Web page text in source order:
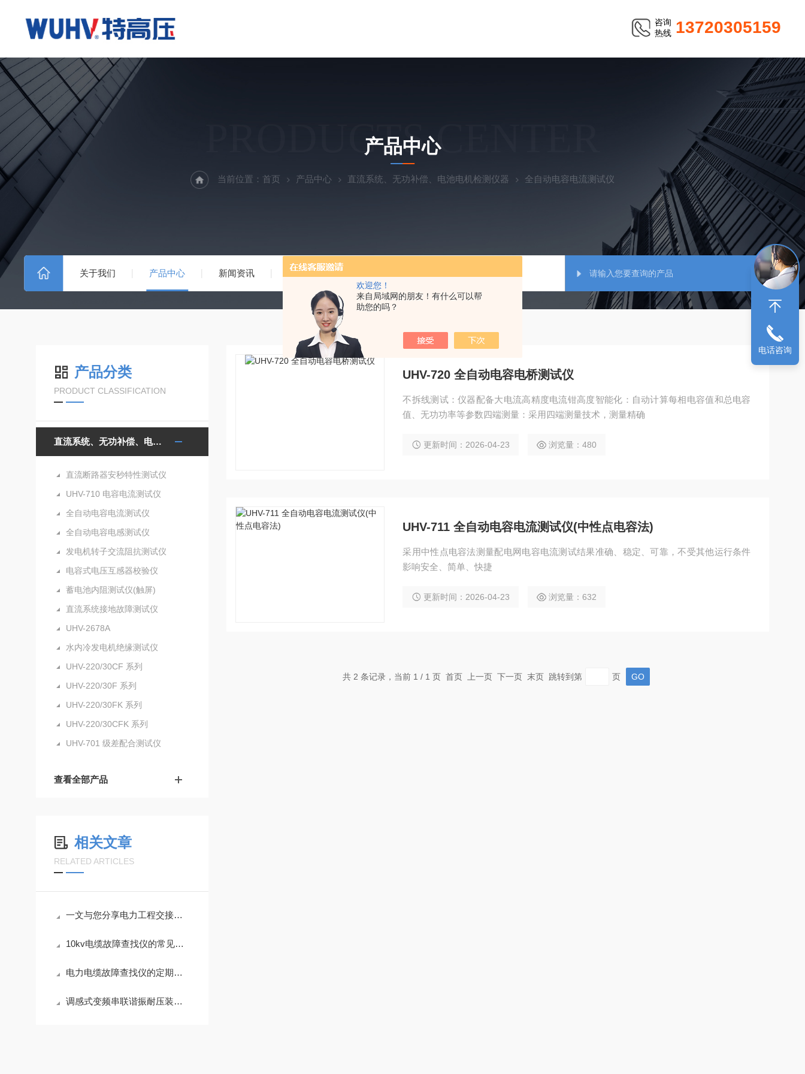
欢迎您！
来自局域网的朋友！有什么可以帮
助您的吗？
咨询
热线 13720305159
关于我们 产品中心 新闻资讯 技术文章
PRODUCTS CENTER
产品中心
当前位置： 首页 产品中心 直流系统、无功补偿、电池电机检测仪器 全自动电容电流测试仪
产品分类
PRODUCT CLASSIFICATION
直流系统、无功补偿、电池电机检测仪器
直流断路器安秒特性测试仪
UHV-710 电容电流测试仪
全自动电容电流测试仪
全自动电容电感测试仪
发电机转子交流阻抗测试仪
电容式电压互感器校验仪
蓄电池内阻测试仪(触屏)
直流系统接地故障测试仪
UHV-2678A
水内冷发电机绝缘测试仪
UHV-220/30CF 系列
UHV-220/30F 系列
UHV-220/30FK 系列
UHV-220/30CFK 系列
UHV-701 级差配合测试仪
查看全部产品
相关文章
RELATED ARTICLES
一文与您分享电力工程交接试验的常见问题相应解决方法
10kv电缆故障查找仪的常见故障相应解决方法介绍
电力电缆故障查找仪的定期维护保养方法分享
调感式变频串联谐振耐压装置典型故障的成因与对策分享
UHV-720 全自动电容电桥测试仪
不拆线测试：仪器配备大电流高精度电流钳高度智能化：自动计算每相电容值和总电容
值、无功功率等参数四端测量：采用四端测量技术，测量精确
更新时间：2026-04-23 浏览量：480
UHV-711 全自动电容电流测试仪(中性点电容法)
采用中性点电容法测量配电网电容电流测试结果准确、稳定、可靠，不受其他运行条件
影响安全、简单、快捷
更新时间：2026-04-23 浏览量：632
共 2 条记录，当前 1 / 1 页 首页 上一页 下一页 末页 跳转到第 页
电话咨询